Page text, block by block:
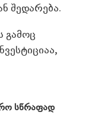
შედარება.
გამოც
სწრაფად